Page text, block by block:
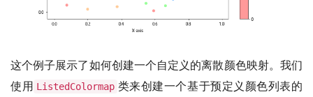
这个例子展示了如何创建一个自定义的离散颜色映射。我们
使用 ListedColormap 类来创建一个基于预定义颜色列表的